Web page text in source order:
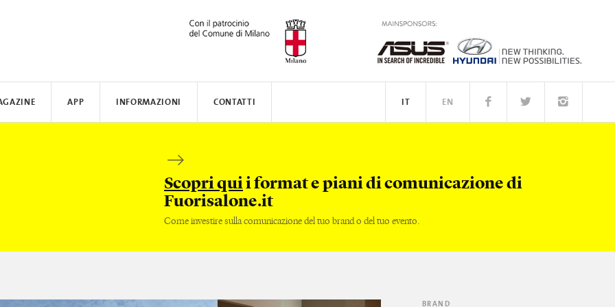
APP INFORMAZIONI CONTATTI EN
IT
Scopri quii format e piani di comunicazione di
Fuorisalone.it
Come investire sulla comunicazione del tuo brand o del tuo evento.
BRAND